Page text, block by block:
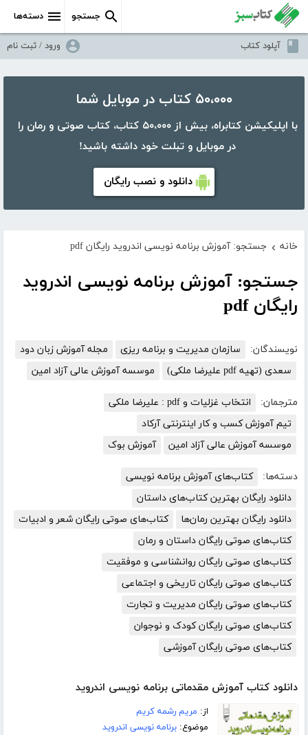
دسته‌ها جستجو
آپلود کتاب ورود / ثبت نام
۵۰،۰۰۰ کتاب در موبایل شما
با اپلیکیشن کتابراه، بیش از ۵۰،۰۰۰ کتاب، کتاب صوتی و رمان را
در موبایل و تبلت خود داشته باشید!
دانلود و نصب رایگان
خانه › جستجو: آموزش برنامه نویسی اندروید رایگان pdf
جستجو: آموزش برنامه نویسی اندروید
رایگان pdf
نویسندگان: سازمان مدیریت و برنامه ریزی
مجله آموزش زبان دود
سعدی (تهیه pdf علیرضا ملکی)
موسسه آموزش عالی آزاد امین
مترجمان:
انتخاب غزلیات و pdf : علیرضا ملکی
تیم آموزش کسب و کار اینترنتی آرکاد
موسسه آموزش عالی آزاد امین
آموزش بوک
دسته‌ها:
کتاب‌های آموزش برنامه نویسی
دانلود رایگان بهترین کتاب‌های داستان
دانلود رایگان بهترین رمان‌ها
کتاب‌های صوتی رایگان شعر و ادبیات
کتاب‌های صوتی رایگان داستان و رمان
کتاب‌های صوتی رایگان روانشناسی و موفقیت
کتاب‌های صوتی رایگان تاریخی و اجتماعی
کتاب‌های صوتی رایگان مدیریت و تجارت
کتاب‌های صوتی رایگان کودک و نوجوان
کتاب‌های صوتی رایگان آموزشی
دانلود کتاب آموزش مقدماتی برنامه نویسی اندروید
از: مریم رشمه کریم
موضوع:برنامه نویسی اندروید